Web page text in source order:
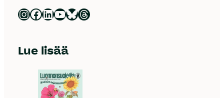
Luonnonsuojeluliitto Instagramissa Luonnonsuojeluliitto Facebookissa Luonnonsuojeluliitto LinkedInissä Luonnonsuojeluliiton YouTube-kanava Luonnonsuojeluliitto Blueskyssa Luonnonsuojeluliitto Threadsissa
Lue lisää